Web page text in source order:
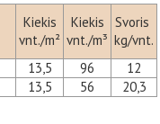
Kiekis
vnt./m²
Kiekis
vnt./m³
Svoris
kg/vnt.
13,5 96
12
13,5 56 20,3